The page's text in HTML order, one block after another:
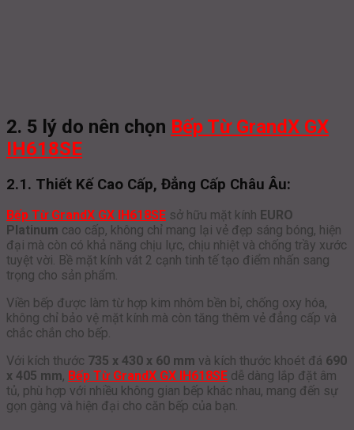
2. 5 lý do nên chọn Bếp Từ GrandX GX
IH618SE
2.1. Thiết Kế Cao Cấp, Đẳng Cấp Châu Âu:
Bếp Từ GrandX GX IH618SE sở hữu mặt kính EURO
Platinum cao cấp, không chỉ mang lại vẻ đẹp sáng bóng, hiện
đại mà còn có khả năng chịu lực, chịu nhiệt và chống trầy xước
tuyệt vời. Bề mặt kính vát 2 cạnh tinh tế tạo điểm nhấn sang
trọng cho sản phẩm.
Viền bếp được làm từ hợp kim nhôm bền bỉ, chống oxy hóa,
không chỉ bảo vệ mặt kính mà còn tăng thêm vẻ đẳng cấp và
chắc chắn cho bếp.
Với kích thước 735 x 430 x 60 mm và kích thước khoét đá 690
x 405 mm, Bếp Từ GrandX GX IH618SE dễ dàng lắp đặt âm
tủ, phù hợp với nhiều không gian bếp khác nhau, mang đến sự
gọn gàng và hiện đại cho căn bếp của bạn.